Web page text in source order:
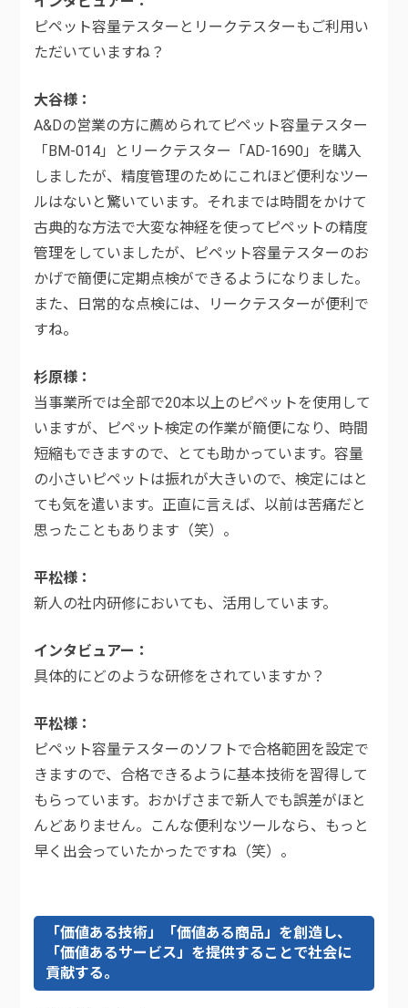
ピペット容量テスターとリークテスターもご利用い
ただいていますね？
大谷様
A&Dの営業の方に薦められてピペット容量テスター
「BM-014」とリークテスター「AD-1690」を購入
しましたが、精度管理のためにこれほど便利なツー
ルはないと驚いています。それまでは時間をかけて
古典的な方法で大変な神経を使ってピペットの精度
管理をしていましたが、ピペット容量テスターのお
かげで簡便に定期点検ができるようになりました。
また、日常的な点検には、リークテスターが便利で
すね。
杉原様
当事業所では全部で20本以上のピペットを使用して
いますが、ピペット検定の作業が簡便になり、時間
短縮もできますので、とても助かっています。容量
の小さいピペットは振れが大きいので、検定にはと
ても気を遣います。正直に言えば、以前は苦痛だと
思ったこともあります（笑）。
平松様
新人の社内研修においても、活用しています。
インタビュアー
具体的にどのような研修をされていますか？
平松様
ピペット容量テスターのソフトで合格範囲を設定で
きますので、合格できるように基本技術を習得して
もらっています。おかげさまで新人でも誤差がほと
んどありません。こんな便利なツールなら、もっと
早く出会っていたかったですね（笑）。
「価値ある技術」「価値ある商品」を創造し、
「価値あるサービス」を提供することで社会に
貢献する。